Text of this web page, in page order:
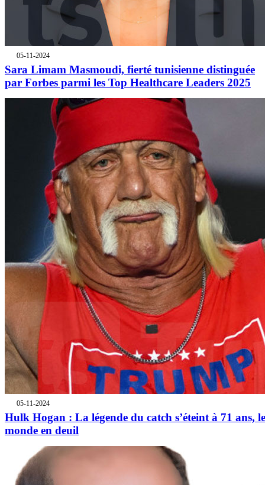
05-11-2024
Sara Limam Masmoudi, fierté tunisienne distinguée
par Forbes parmi les Top Healthcare Leaders 2025
05-11-2024
Hulk Hogan : La légende du catch s’éteint à 71 ans, le
monde en deuil